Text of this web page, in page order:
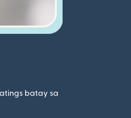
batay sa